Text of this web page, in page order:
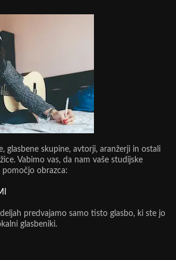
glasbene skupine, avtorji, aranžerji in ostali
Vabimo vas, da nam vaše studijske
pomočjo obrazca:
predvajamo samo tisto glasbo, ki ste jo
glasbeniki.